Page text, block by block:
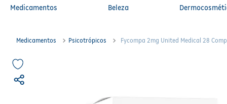
Medicamentos Beleza
Medicamentos Psicotrópicos Fycompa 2mg United Medical 28
lenço umedecido
shampoo
fralda g